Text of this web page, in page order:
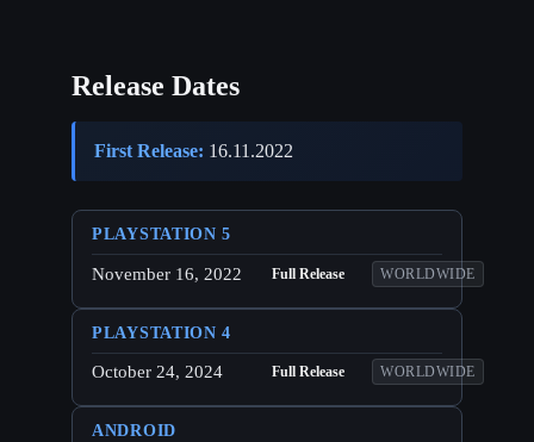
Release Dates
First Release: 16.11.2022
PLAYSTATION 5
November 16, 2022 Full Release WORLDWIDE
PLAYSTATION 4
October 24, 2024 Full Release WORLDWIDE
ANDROID